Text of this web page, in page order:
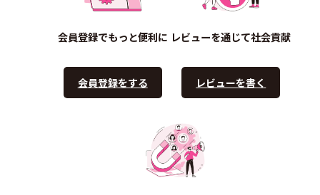
会員登録でもっと便利に
会員登録をする
レビューを通じて社会貢献
レビューを書く